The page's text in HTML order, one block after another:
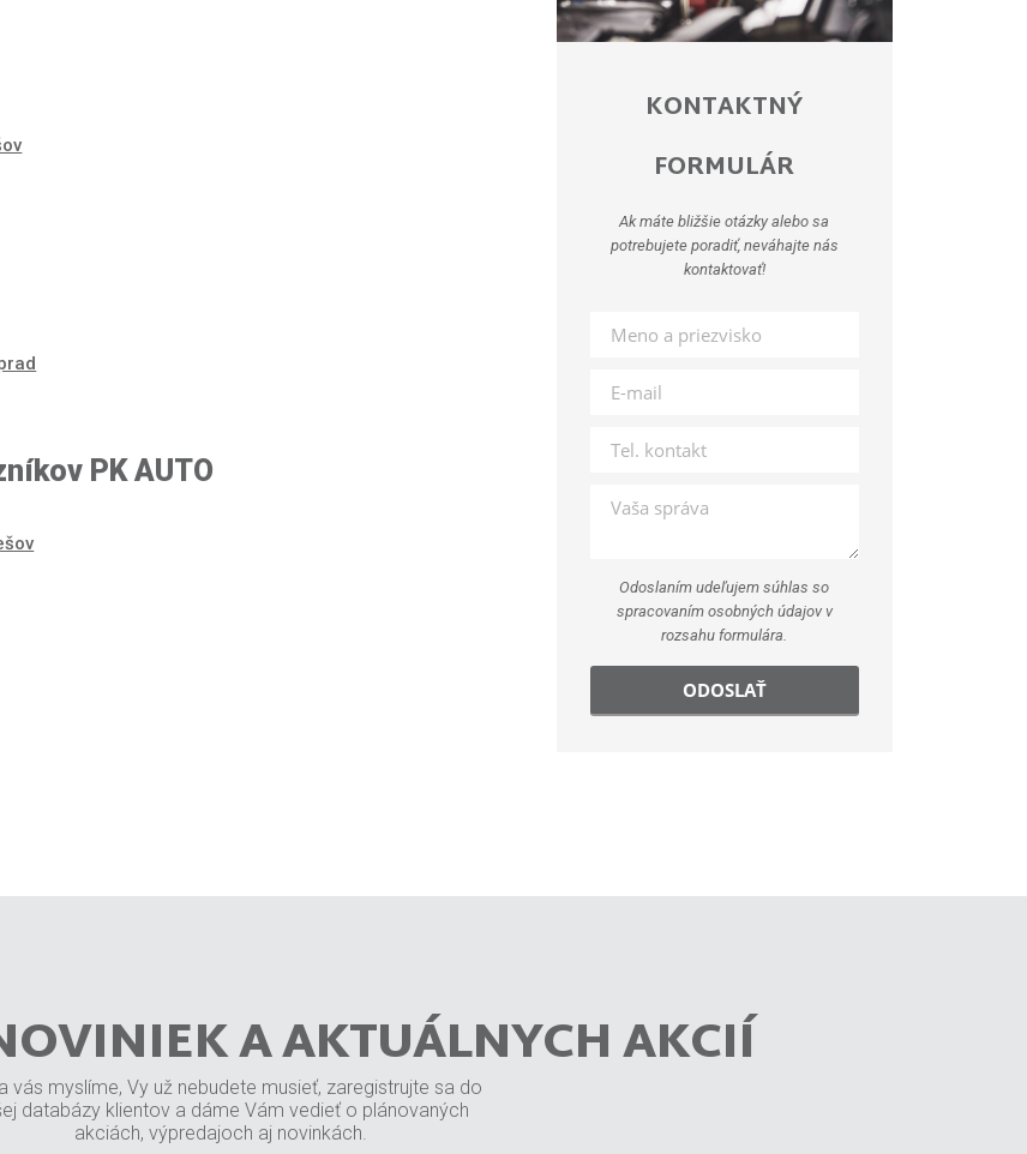
PK AUTO
KONTAKTNÝ
FORMULÁR
Ak máte bližšie otázky alebo sa
potrebujete poradiť, neváhajte nás
kontaktovať!
Odoslaním udeľujem súhlas so
spracovaním osobných údajov v
rozsahu formulára.
ODOSLAŤ
A AKTUÁLNYCH AKCIÍ
vás myslíme, Vy už nebudete musieť, zaregistrujte sa do
databázy klientov a dáme Vám vedieť o plánovaných
akciách, výpredajoch aj novinkách.